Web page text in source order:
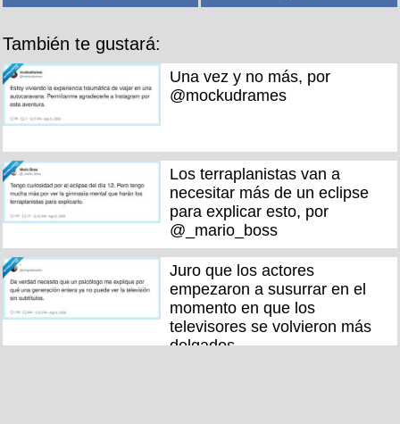
También te gustará:
Una vez y no más, por
@mockudrames
Los terraplanistas van a
necesitar más de un eclipse
para explicar esto, por
@_mario_boss
Juro que los actores
empezaron a susurrar en el
momento en que los
televisores se volvieron más
delgados